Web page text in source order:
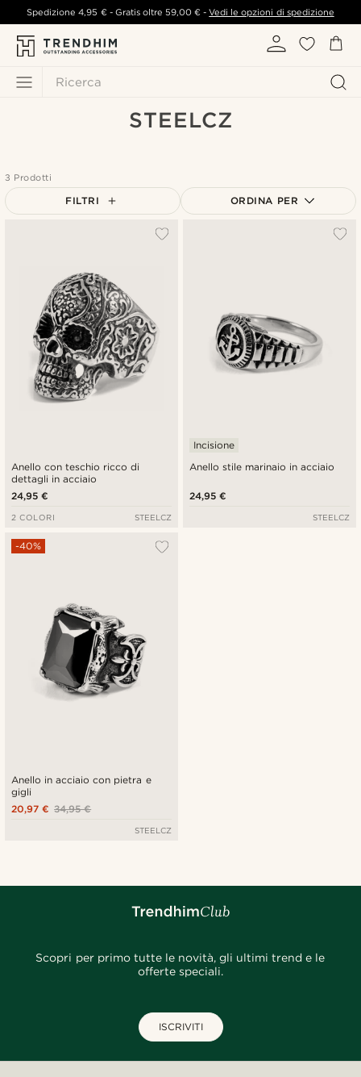
Ricerca
Spedizione4,95 €- Gratis oltre 59,00 € -Vedi le opzioni di spedizione
STEELCZ
3 Prodotti
FILTRI ORDINA PER
Anello con teschio ricco di
dettagli in acciaio
24,95 €
2 COLORI STEELCZ
Anello stile marinaio in acciaio
Incisione
24,95 €
STEELCZ
Anello in acciaio con pietra e
gigli
-40%
34,95 €
20,97 €
STEELCZ
Scopri per primo tutte le novità, gli ultimi trend e le
offerte speciali.
ISCRIVITI